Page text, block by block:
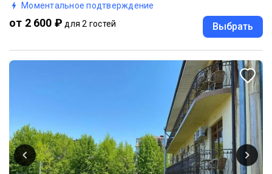
Моментальное подтверждение
от 2 600 ₽ для 2 гостей Выбрать